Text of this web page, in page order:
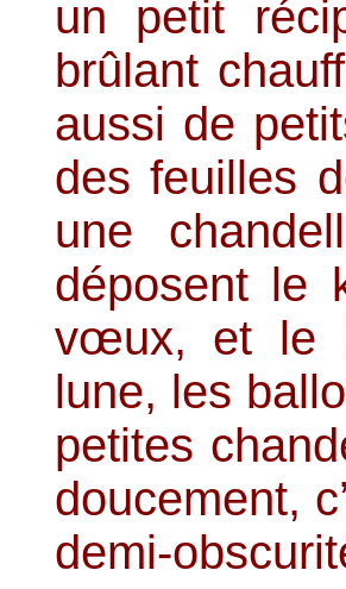
un petit
brûlant
aussi de
des feuilles
une
déposent le
vœux, et le
lune, les
petites
doucement,
demi-